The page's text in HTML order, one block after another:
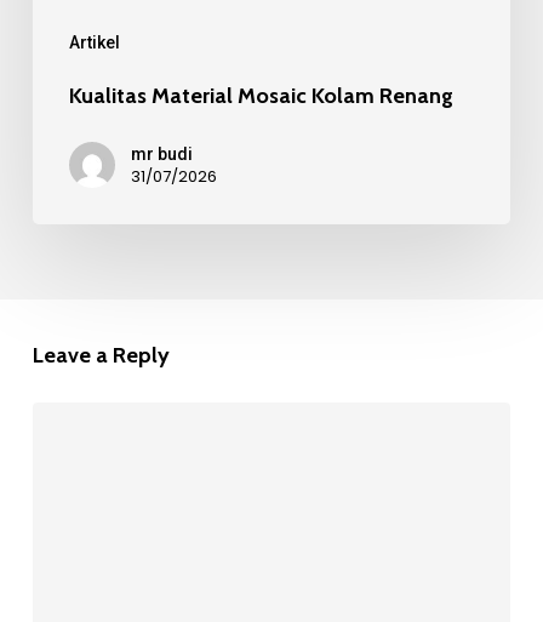
Artikel
Kualitas Material Mosaic Kolam Renang
mr budi
31/07/2026
Leave a Reply